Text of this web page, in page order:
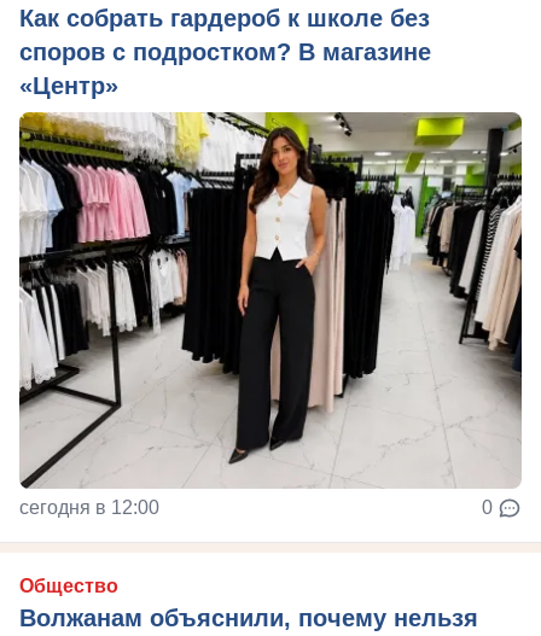
Как собрать гардероб к школе без
споров с подростком? В магазине
«Центр»
сегодня в 12:00 0
Общество
Волжанам объяснили, почему нельзя